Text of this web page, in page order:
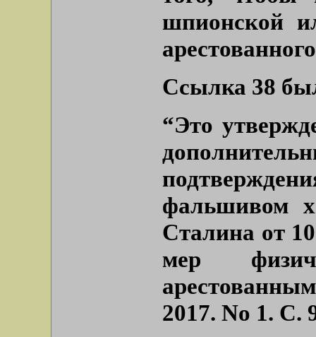
шпионской
Ссылка 38
“Это
фальшивом
Сталина от
мер
2017. No 1. С.